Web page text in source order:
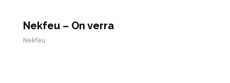
Nekfeu – On verra
Nekfeu